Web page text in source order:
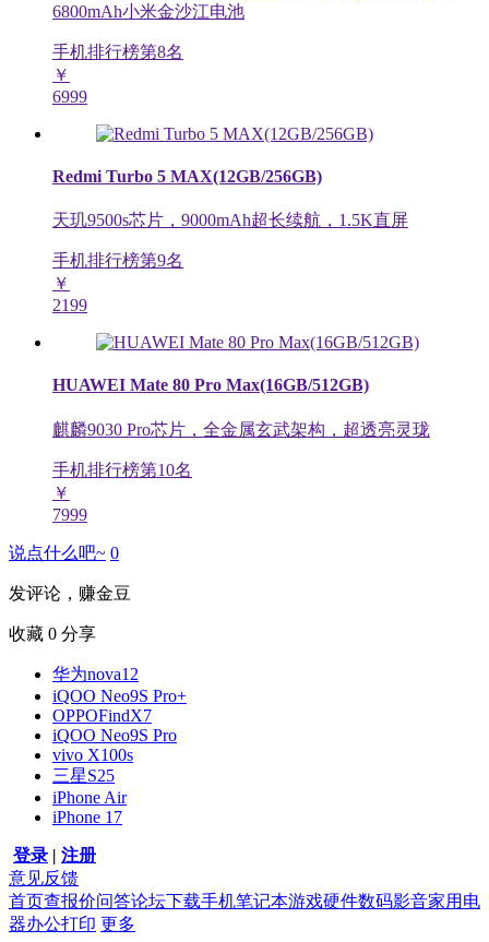
6800mAh小米金沙江电池
手机排行榜第8名
￥
6999
Redmi Turbo 5 MAX(12GB/256GB)
天玑9500s芯片，9000mAh超长续航，1.5K直屏
手机排行榜第9名
￥
2199
HUAWEI Mate 80 Pro Max(16GB/512GB)
麒麟9030 Pro芯片，全金属玄武架构，超透亮灵珑
手机排行榜第10名
￥
7999
说点什么吧~ 0
发评论，赚金豆
收藏 0 分享
华为nova12
iQOO Neo9S Pro+
OPPOFindX7
iQOO Neo9S Pro
vivo X100s
三星S25
iPhone Air
iPhone 17
登录 | 注册
意见反馈
首页查报价问答论坛下载手机笔记本游戏硬件数码影音家用电
器办公打印 更多